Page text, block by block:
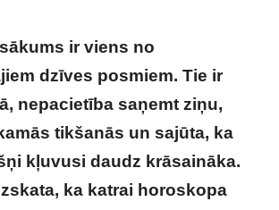
ir viens no
dzīves posmiem. Tie ir
nepacietība saņemt ziņu,
tikšanās un sajūta, ka
kļuvusi daudz krāsaināka.
ka katrai horoskopa